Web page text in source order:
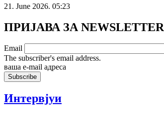
21. June 2026. 05:23
ПРИЈАВА ЗА NEWSLETTER
Email
The subscriber's email address.
ваша е-mail адреса
Интервјуи